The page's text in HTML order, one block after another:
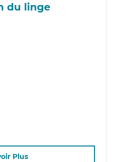
du linge
Plus